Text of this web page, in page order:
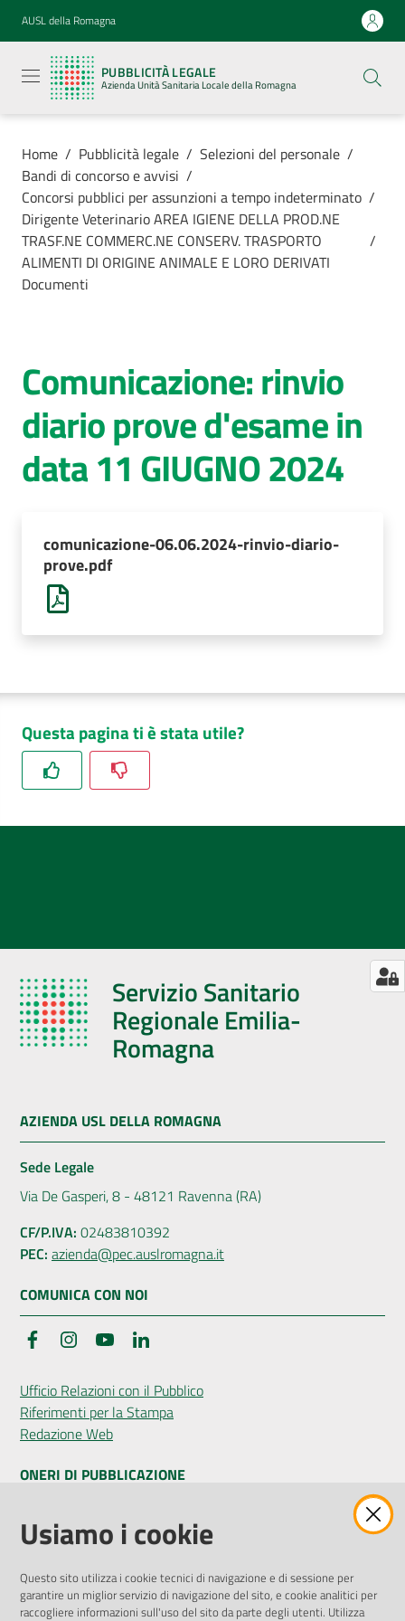
Vai al contenuto
Vai alla navigazione
Vai al footer
AUSL della Romagna
PUBBLICITÀ LEGALE
Azienda Unità Sanitaria Locale della Romagna
legale
Azienda
Unità
Locale della
Azienda
cura
AUSL
Comunica
Home / Pubblicità legale / Selezioni del personale /
Bandi di concorso e avvisi /
Concorsi pubblici per assunzioni a tempo indeterminato /
Dirigente Veterinario AREA IGIENE DELLA PROD.NE
TRASF.NE COMMERC.NE CONSERV. TRASPORTO
ALIMENTI DI ORIGINE ANIMALE E LORO DERIVATI
/
Documenti
Comunicazione: rinvio
diario prove d'esame in
data 11 GIUGNO 2024
comunicazione-06.06.2024-rinvio-diario-
prove.pdf
Questa pagina ti è stata utile?
Servizio Sanitario
Regionale Emilia-
Romagna
AZIENDA USL DELLA ROMAGNA
Sede Legale
Via De Gasperi, 8 - 48121 Ravenna (RA)
CF/P.IVA: 02483810392
PEC: azienda@pec.auslromagna.it
COMUNICA CON NOI
FacebookInstagramYouTube
Ufficio Relazioni con il Pubblico
Riferimenti per la Stampa
Redazione Web
ONERI DI PUBBLICAZIONE
Amministrazione Trasparente
Pubblicità legale
Privacy Policy
Attuazione Misure PNRR
Usiamo i cookie
Questo sito utilizza i cookie tecnici di navigazione e di sessione per
garantire un miglior servizio di navigazione del sito, e cookie analitici per
raccogliere informazioni sull'uso del sito da parte degli utenti. Utilizza